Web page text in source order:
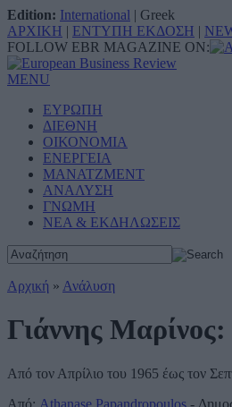
Edition: International | Greek
ΑΡΧΙΚΗ | ΕΝΤΥΠΗ ΕΚΔΟΣΗ |
FOLLOW EBR MAGAZINE ON:
MENU
ΕΥΡΩΠΗ
ΔΙΕΘΝΗ
ΟΙΚΟΝΟΜΙΑ
ΕΝΕΡΓΕΙΑ
ΜΑΝΑΤΖΜΕΝΤ
ΑΝΑΛΥΣΗ
ΓΝΩΜΗ
ΝΕΑ & ΕΚΔΗΛΩΣΕΙΣ
Αρχική » Ανάλυση
Γιάννης Μαρίνος:
Από τον Απρίλιο του 1965 έως τον
Από: Athanase Papandropoulos -